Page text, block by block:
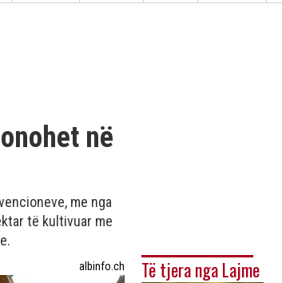
në
me nga
të kultivuar me
albinfo.ch Të tjera nga Lajme